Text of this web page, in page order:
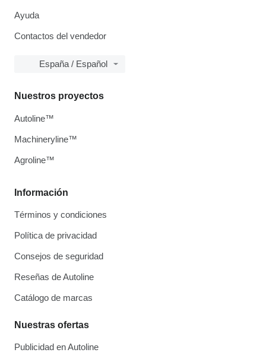
Ayuda
Contactos del vendedor
España / Español
Información
Términos y condiciones
Política de privacidad
Consejos de seguridad
Reseñas de Autoline
Catálogo de marcas
Nuestras ofertas
Publicidad en Autoline
Nuestros proyectos
Autoline™
Machineryline™
Agroline™